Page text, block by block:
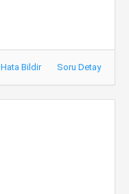
Hata Bildir Soru Detay